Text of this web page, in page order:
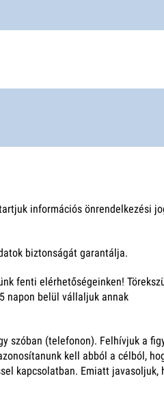
információs önrendelkezési
biztonságát garantálja.
fenti elérhetőségeinken!
napon belül vállaljuk annak
szóban (telefonon). Felhívjuk a
kell abból a célból,
kapcsolatban. Emiatt javasoljuk,